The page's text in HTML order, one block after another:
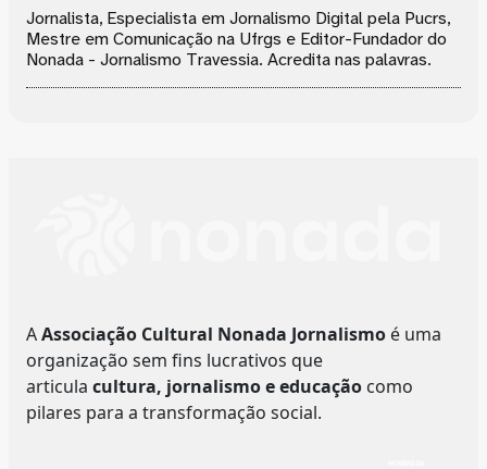
Jornalista, Especialista em Jornalismo Digital pela Pucrs,
Mestre em Comunicação na Ufrgs e Editor-Fundador do
Nonada - Jornalismo Travessia. Acredita nas palavras.
AAssociação Cultural Nonada Jornalismo é uma
organização sem fins lucrativos que
articula cultura, jornalismo e educação como
pilares para a transformação social.